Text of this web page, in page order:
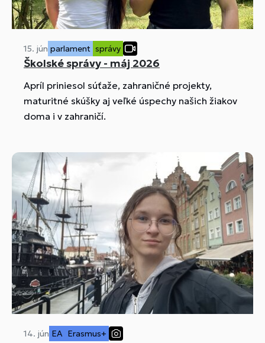
15. jún parlament správy
Školské správy - máj 2026
Apríl priniesol súťaže, zahraničné projekty,
maturitné skúšky aj veľké úspechy našich žiakov
doma i v zahraničí.
14. jún EA Erasmus+